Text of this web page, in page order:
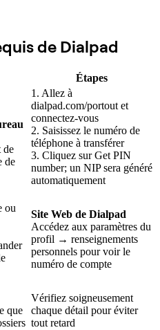
de Dialpad
Étapes
de
de
1. Allez à
dialpad.com/portout et
connectez-vous
2. Saisissez le numéro de
téléphone à transférer
3. Cliquez sur Get PIN
number; un NIP sera généré
automatiquement
ou
Site Web de Dialpad
Accédez aux paramètres du
profil → renseignements
personnels pour voir le
numéro de compte
que
Vérifiez soigneusement
chaque détail pour éviter
tout retard